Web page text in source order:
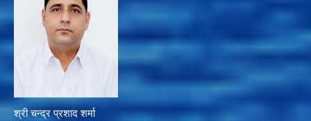
श्री चन्द्र प्रशाद शर्मा